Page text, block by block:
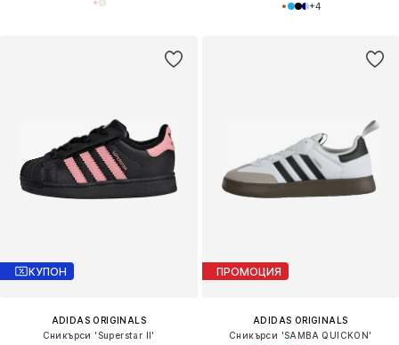
+4
КУПОН
ADIDAS ORIGINALS
Сникърси 'Superstar II'
ПРОМОЦИЯ
ADIDAS ORIGINALS
Сникърси 'SAMBA QUICKON'